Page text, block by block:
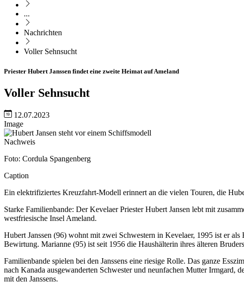
...
Nachrichten
Voller Sehnsucht
Priester Hubert Janssen findet eine zweite Heimat auf Ameland
Voller Sehnsucht
12.07.2023
Image
Nachweis
Foto: Cordula Spangenberg
Caption
Ein elektrifiziertes Kreuzfahrt-Modell erinnert an die vielen Touren, die
Starke Familienbande: Der Kevelaer Priester Hubert Jansen lebt mit
westfriesische Insel Ameland.
Hubert Janssen (96) wohnt mit zwei Schwestern in Kevelaer, 1995 ist er
Bewirtung. Marianne (95) ist seit 1956 die Haushälterin ihres älteren
Familienbande spielen bei den Janssens eine riesige Rolle. Das ganze
nach Kanada ausgewanderten Schwester und neun­fachen Mutter Irmgard,
mit den Janssens.